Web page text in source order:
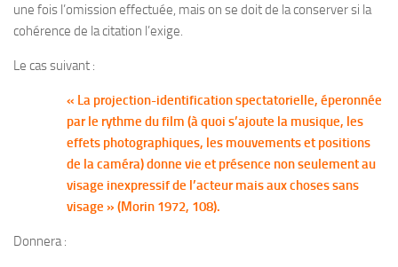
une fois l’omission effectuée, mais on se doit de la conserver si la
cohérence de la citation l’exige.
Le cas suivant :
« La projection-identification spectatorielle, éperonnée
par le rythme du film (à quoi s’ajoute la musique, les
effets photographiques, les mouvements et positions
de la caméra) donne vie et présence non seulement au
visage inexpressif de l’acteur mais aux choses sans
visage » (Morin 1972, 108).
Donnera :